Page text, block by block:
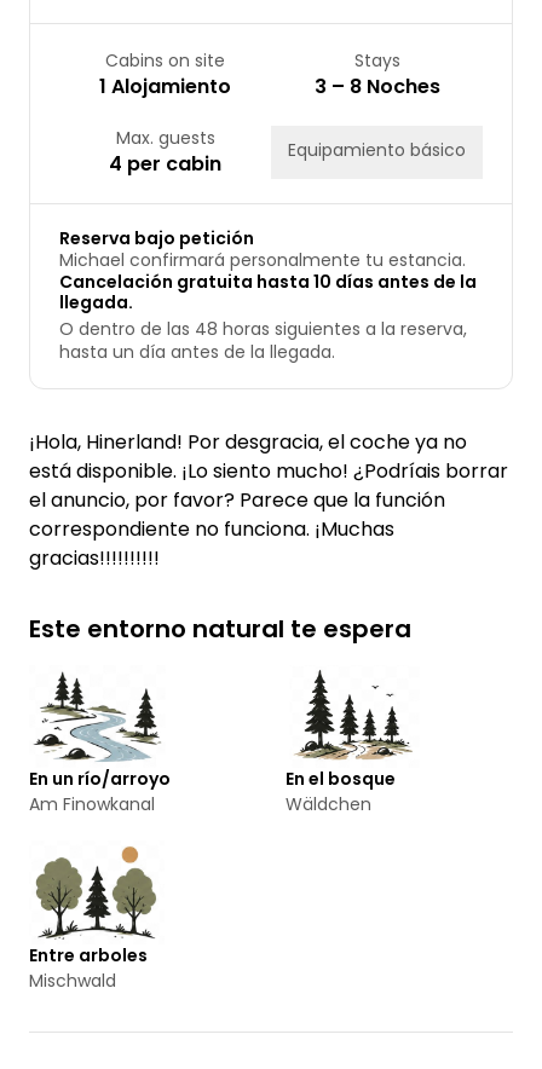
Cabins on site
1 Alojamiento
Stays
3 – 8 Noches
Max. guests
4 per cabin Equipamiento básico
Reserva bajo petición
Michael confirmará personalmente tu estancia.
Cancelación gratuita hasta 10 días antes de la
llegada.
O dentro de las 48 horas siguientes a la reserva,
hasta un día antes de la llegada.
¡Hola, Hinerland! Por desgracia, el coche ya no
está disponible. ¡Lo siento mucho! ¿Podríais borrar
el anuncio, por favor? Parece que la función
correspondiente no funciona. ¡Muchas
gracias!!!!!!!!!!
Este entorno natural te espera
En un río/arroyo
Am Finowkanal
En el bosque
Wäldchen
Entre arboles
Mischwald